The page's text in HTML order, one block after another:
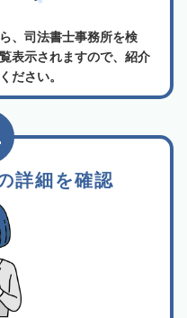
、司法書士事務所を検
表示されますので、紹介
ださい。
詳細を確認